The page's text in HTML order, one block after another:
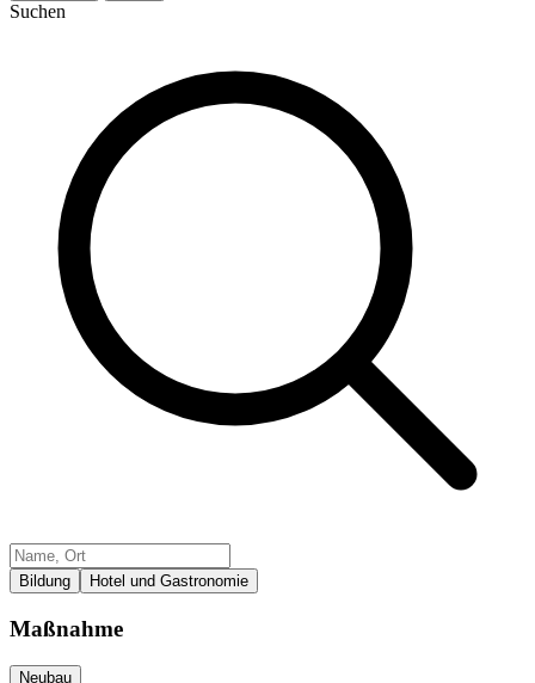
Suchen
Bildung Hotel und Gastronomie
Maßnahme
Neubau